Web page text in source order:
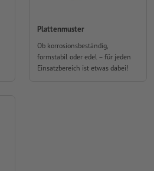
Plattenmuster
Ob korrosionsbeständig,
formstabil oder edel – für jeden
Einsatzbereich ist etwas dabei!